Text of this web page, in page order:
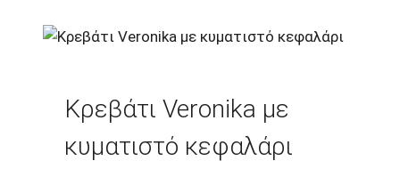
€2.650,00.είναι:
Κρεβάτι Veronika με
κυματιστό κεφαλάρι